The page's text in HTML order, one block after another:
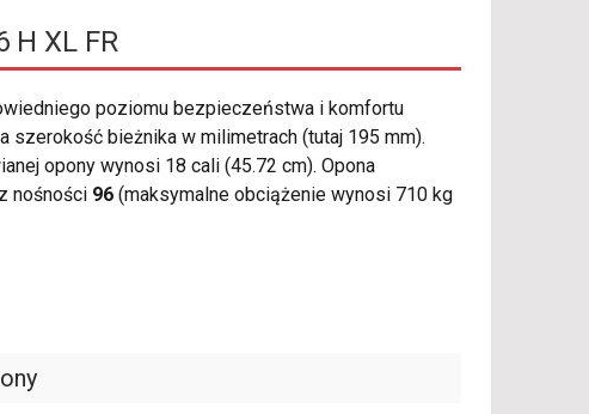
H XL FR
poziomu bezpieczeństwa i komfortu
bieżnika w milimetrach (tutaj 195 mm).
opony wynosi 18 cali (45.72 cm). Opona
nośności 96 (maksymalne obciążenie wynosi 710 kg